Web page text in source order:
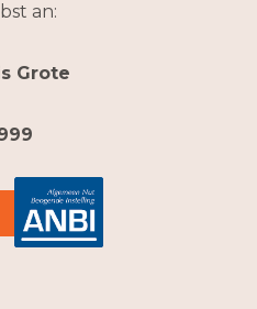
an:
Grote